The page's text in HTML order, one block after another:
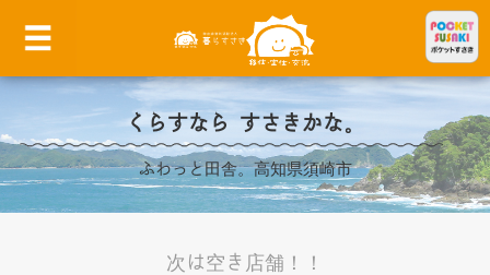
くらすなら すさきかな。
ふわっと田舎。高知県須崎市
次は空き店舗！！